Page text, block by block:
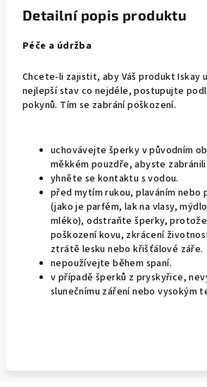
Detailní popis produktu
Péče a údržba
Chcete-li zajistit, aby Váš produkt Iskay
nejlepší stav co nejdéle, postupujte
pokynů. Tím se zabrání poškození.
uchovávejte šperky v původním
měkkém pouzdře, abyste
yhněte se kontaktu s vodou.
před mytím rukou, plaváním nebo
(jako je parfém, lak na vlasy,
mléko), odstraňte šperky,
poškození kovu, zkrácení
ztrátě lesku nebo křišťálové záře.
nepoužívejte během spaní.
v případě šperků z pryskyřice,
slunečnímu záření nebo vysokým